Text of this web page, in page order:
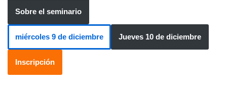
Sobre el seminario
miércoles 9 de diciembre Jueves 10 de diciembre
Inscripción